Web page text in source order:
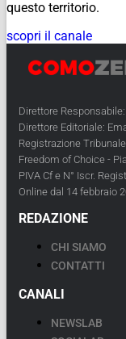
questo territorio.
scopri il canale
Direttore
Direttore Editoriale:
Registrazione
Freedom of Choice -
PIVA Cf e N° Iscr.
Online dal 14 febbraio
REDAZIONE
CHI SIAMO
CONTATTI
CANALI
NEWSLAB